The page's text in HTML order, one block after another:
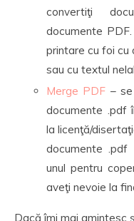
convertiţi
documente
printare cu foi
sau cu textul
Merge PDF –
documente .pdf
la licenţă/
documente .pdf
unul pentru
aveţi nevoie la
Dacă îmi mai amintesc